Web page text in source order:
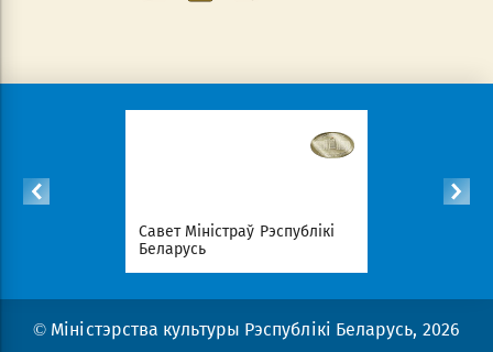
Савет Міністраў Рэспублікі
Беларусь
© Міністэрства культуры Рэспублікі Беларусь, 2026